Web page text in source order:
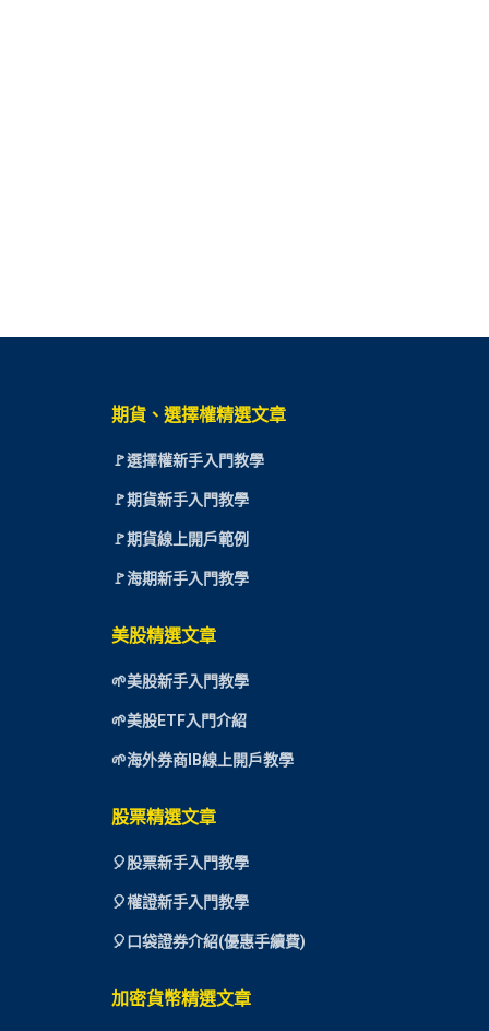
期貨、選擇權精選文章
🚩選擇權新手入門教學
🚩期貨新手入門教學
🚩期貨線上開戶範例
🚩海期新手入門教學
美股精選文章
🌱美股新手入門教學
🌱美股ETF入門介紹
🌱海外券商IB線上開戶教學
股票精選文章
🎈股票新手入門教學
🎈權證新手入門教學
🎈口袋證券介紹(優惠手續費)
加密貨幣精選文章